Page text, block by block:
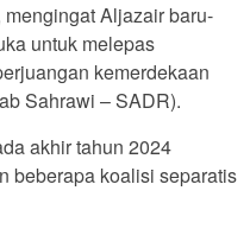
Aljazair baru-
untuk melepas
kemerdekaan
Sahrawi – SADR).
akhir tahun 2024
beberapa koalisi separatis